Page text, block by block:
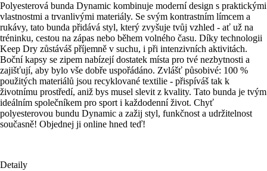
Polyesterová bunda Dynamic kombinuje moderní design s praktickými
vlastnostmi a trvanlivými materiály. Se svým kontrastním límcem a
rukávy, tato bunda přidává styl, který zvyšuje tvůj vzhled - ať už na
tréninku, cestou na zápas nebo během volného času. Díky technologii
Keep Dry zůstáváš příjemně v suchu, i při intenzivních aktivitách.
Boční kapsy se zipem nabízejí dostatek místa pro tvé nezbytnosti a
zajišťují, aby bylo vše dobře uspořádáno. Zvlášť působivé: 100 %
použitých materiálů jsou recyklované textilie - přispíváš tak k
životnímu prostředí, aniž bys musel slevit z kvality. Tato bunda je tvým
ideálním společníkem pro sport i každodenní život. Chyť
polyesterovou bundu Dynamic a zažij styl, funkčnost a udržitelnost
současně! Objednej ji online hned teď!
Detaily